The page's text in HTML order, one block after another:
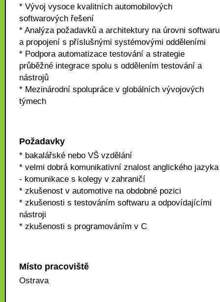
* Vývoj vysoce kvalitních automobilových
softwarových řešení
* Analýza požadavků a architektury na úrovni softwaru
a propojení s příslušnými systémovými odděleními
* Podpora automatizace testování a strategie
průběžné integrace spolu s oddělením testování a
nástrojů
* Mezinárodní spolupráce v globálních vývojových
týmech
Požadavky
* bakalářské nebo VŠ vzdělání
* velmi dobrá komunikativní znalost anglického jazyka
- komunikace s kolegy v zahraničí
* zkušenost v automotive na obdobné pozici
* zkušenosti s testováním softwaru a odpovídajícími
nástroji
* zkušenosti s programováním v C
Místo pracoviště
Ostrava